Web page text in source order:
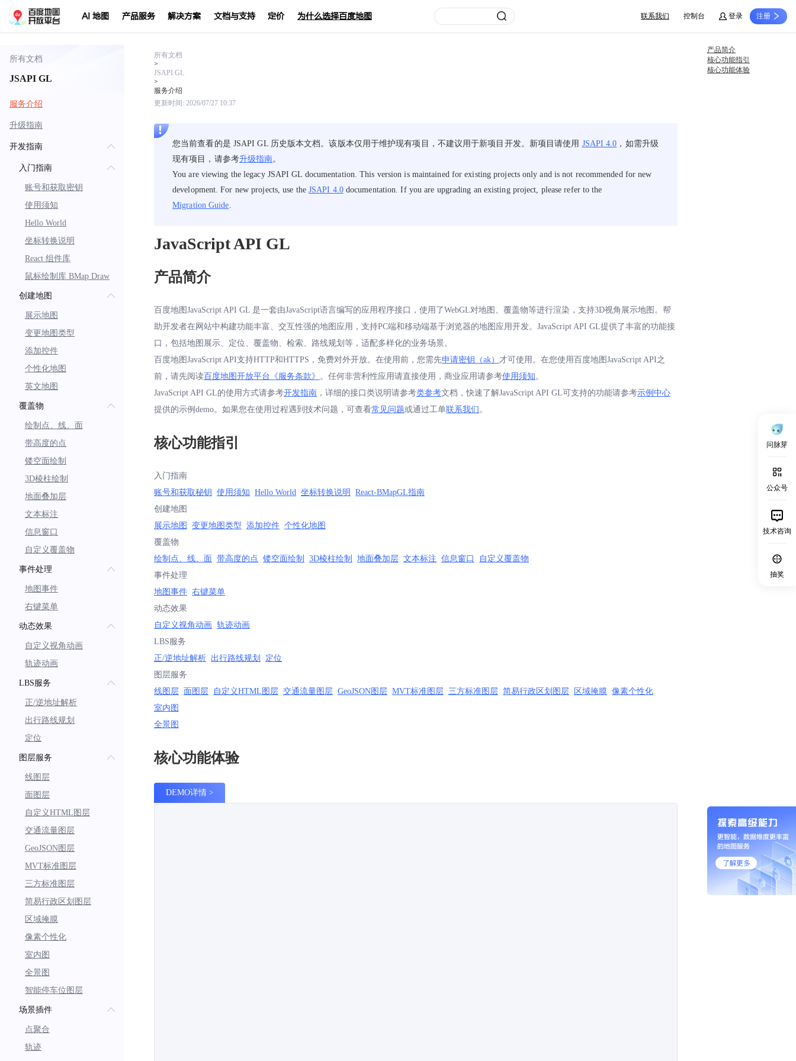
AI 地图 产品服务 解决方案 文档与支持 定价 为什么选择百度地图 联系我们 控制台 登录 注册
问脉芽
公众号
技术咨询
抽奖
所有文档
JSAPI GL
服务介绍
升级指南
开发指南
入门指南
账号和获取密钥
使用须知
Hello World
坐标转换说明
React 组件库
鼠标绘制库 BMap Draw
创建地图
展示地图
变更地图类型
添加控件
个性化地图
英文地图
覆盖物
绘制点、线、面
带高度的点
镂空面绘制
3D棱柱绘制
地面叠加层
文本标注
信息窗口
自定义覆盖物
事件处理
地图事件
右键菜单
动态效果
自定义视角动画
轨迹动画
LBS服务
正/逆地址解析
出行路线规划
定位
图层服务
线图层
面图层
自定义HTML图层
交通流量图层
GeoJSON图层
MVT标准图层
三方标准图层
简易行政区划图层
区域掩膜
像素个性化
室内图
全景图
智能停车位图层
场景插件
点聚合
轨迹
所有文档
>
JSAPI GL
>
服务介绍
更新时间: 2026/07/27 10:37
您当前查看的是 JSAPI GL 历史版本文档。该版本仅用于维护现有项目，不建议用于新项目开发。新项目请使用 JSAPI 4.0 ，如需升级
现有项目，请参考升级指南。
You are viewing the legacy JSAPI GL documentation. This version is maintained for existing projects only and is not recommended for new
development. For new projects, use the JSAPI 4.0documentation. If you are upgrading an existing project, please refer to the
Migration Guide
JavaScript API GL
产品简介
百度地图JavaScript API GL 是一套由JavaScript语言编写的应用程序接口，使用了WebGL对地图、覆盖物等进行渲染，支持3D视角展示地图。帮
助开发者在网站中构建功能丰富、交互性强的地图应用，支持PC端和移动端基于浏览器的地图应用开发。JavaScript API GL提供了丰富的功能接
口，包括地图展示、定位、覆盖物、检索、路线规划等，适配多样化的业务场景。
百度地图JavaScript API支持HTTP和HTTPS，免费对外开放。在使用前，您需先申请密钥（ak） 才可使用。在您使用百度地图JavaScript API之
前，请先阅读百度地图开放平台《服务条款》 。任何非营利性应用请直接使用，商业应用请参考使用须知 。
JavaScript API GL的使用方式请参考开发指南 ，详细的接口类说明请参考类参考文档，快速了解JavaScript API GL可支持的功能请参考示例中心
提供的示例demo。如果您在使用过程遇到技术问题，可查看常见问题或通过工单联系我们 。
核心功能指引
入门指南
账号和获取秘钥 使用须知 Hello World 坐标转换说明
React-BMapGL指南
创建地图
展示地图
变更地图类型 添加控件 个性化地图
覆盖物
绘制点、线、面 带高度的点 镂空面绘制 3D棱柱绘制 地面叠加层 文本标注 信息窗口
自定义覆盖物
事件处理
地图事件 右键菜单
动态效果
自定义视角动画 轨迹动画
LBS服务
正/逆地址解析 出行路线规划
定位
图层服务
线图层 面图层 自定义HTML图层 交通流量图层 GeoJSON图层 MVT标准图层 三方标准图层 简易行政区划图层 区域掩膜 像素个性化
室内图
全景图
核心功能体验
DEMO详情
产品简介
核心功能指引
核心功能体验